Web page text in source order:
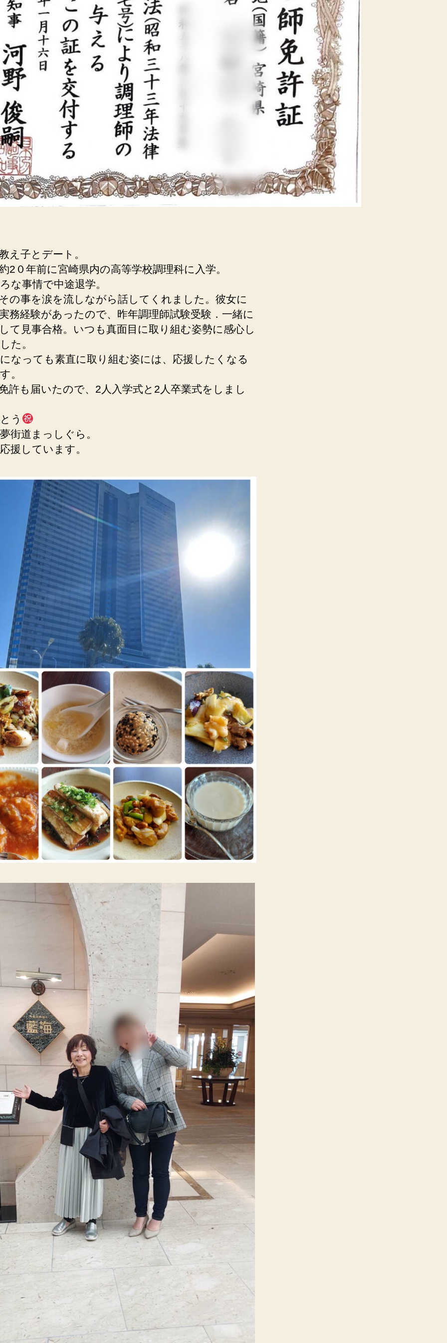
え子とデート。
2０年前に宮崎県内の高等学校調理科に入学。
な事情で中途退学。
の事を涙を流しながら話してくれました。彼女に
務経験があったので、昨年調理師試験受験．一緒に
て見事合格。いつも真面目に取り組む姿勢に感心し
た。
なっても素直に取り組む姿には、応援したくなる
。
許も届いたので、2人入学式と2人卒業式をしまし
う
街道まっしぐら。
援しています。